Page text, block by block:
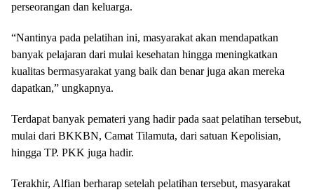
perseorangan dan keluarga.
“Nantinya pada pelatihan ini, masyarakat akan mendapatkan
banyak pelajaran dari mulai kesehatan hingga meningkatkan
kualitas bermasyarakat yang baik dan benar juga akan mereka
dapatkan,” ungkapnya.
Terdapat banyak pemateri yang hadir pada saat pelatihan tersebut,
mulai dari BKKBN, Camat Tilamuta, dari satuan Kepolisian,
hingga TP. PKK juga hadir.
Terakhir, Alfian berharap setelah pelatihan tersebut, masyarakat